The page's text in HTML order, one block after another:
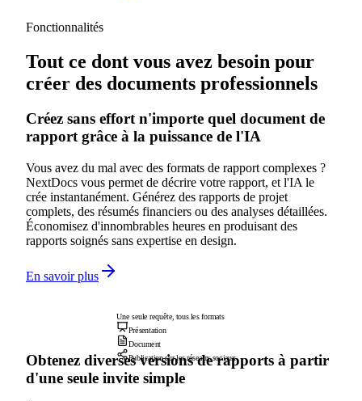
Fonctionnalités
Tout ce dont vous avez besoin pour
créer des documents professionnels
Créez sans effort n'importe quel document de
rapport grâce à la puissance de l'IA
Vous avez du mal avec des formats de rapport complexes ?
NextDocs vous permet de décrire votre rapport, et l'IA le
crée instantanément. Générez des rapports de projet
complets, des résumés financiers ou des analyses détaillées.
Économisez d'innombrables heures en produisant des
rapports soignés sans expertise en design.
En savoir plus
Une seule requête, tous les formats
Présentation
Document
Publication sur les réseaux sociaux
Obtenez diverses versions de rapports à partir
d'une seule invite simple